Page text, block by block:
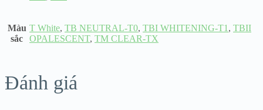
Màu
sắc
T White, TB NEUTRAL-T0, TBI WHITENING-T1 , TBII
OPALESCENT, TM CLEAR-TX
Đánh giá